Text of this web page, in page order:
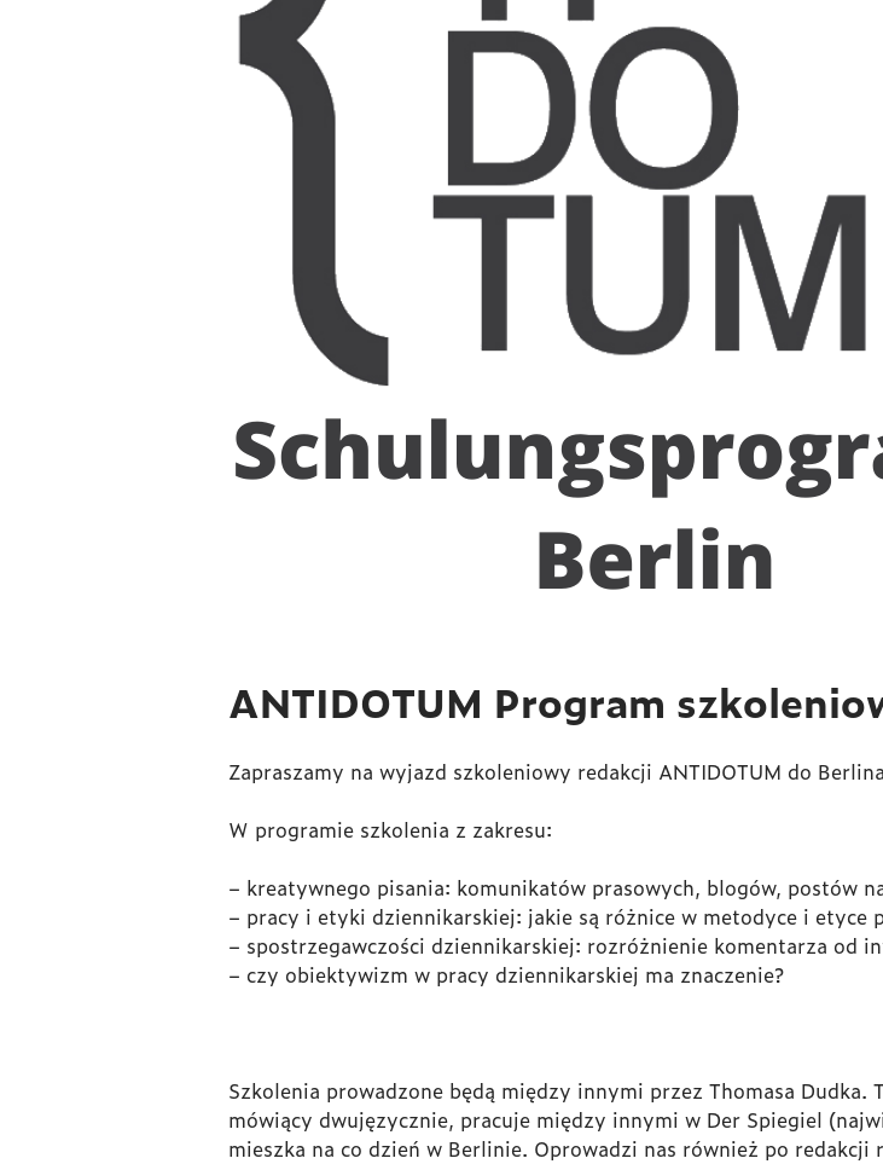
ANTIDOTUM Program
Zapraszamy na wyjazd szkoleniowy redakcji ANTIDOTUM do
W programie szkolenia z zakresu:
– kreatywnego pisania: komunikatów prasowych, blogów, postów
– pracy i etyki dziennikarskiej: jakie są różnice w metodyce i etyce
– spostrzegawczości dziennikarskiej: rozróżnienie komentarza od
– czy obiektywizm w pracy dziennikarskiej ma znaczenie?
Szkolenia prowadzone będą między innymi przez Thomasa
mówiący dwujęzycznie, pracuje między innymi w Der Spiegiel
mieszka na co dzień w Berlinie. Oprowadzi nas również po redakcji